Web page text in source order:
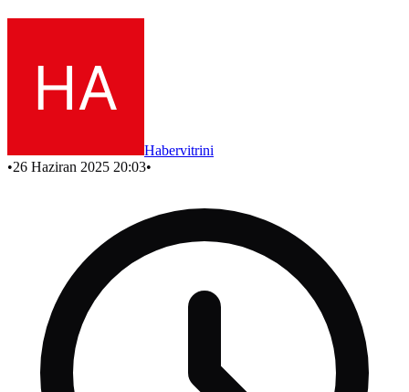
Habervitrini
•26 Haziran 2025 20:03•